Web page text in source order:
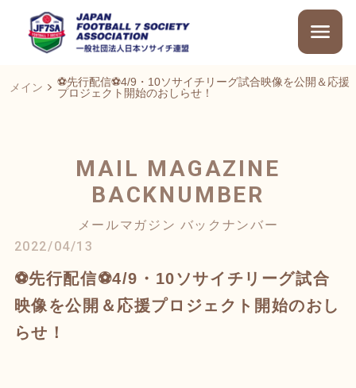
メイン
⚽先行配信⚽4/9・10ソサイチリーグ試合映像を公開＆応援
プロジェクト開始のおしらせ！
MAIL MAGAZINE
BACKNUMBER
メールマガジン バックナンバー
2022/04/13
⚽先行配信⚽4/9・10ソサイチリーグ試合
映像を公開＆応援プロジェクト開始のおし
らせ！